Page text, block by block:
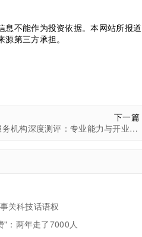
息不能作为投资依据。本网站所报道
第三方承担。
下一篇
2026年上海公司注册服务机构深度测评：专业能力与开业效率报告
关科技话语权
"：两年走了7000人